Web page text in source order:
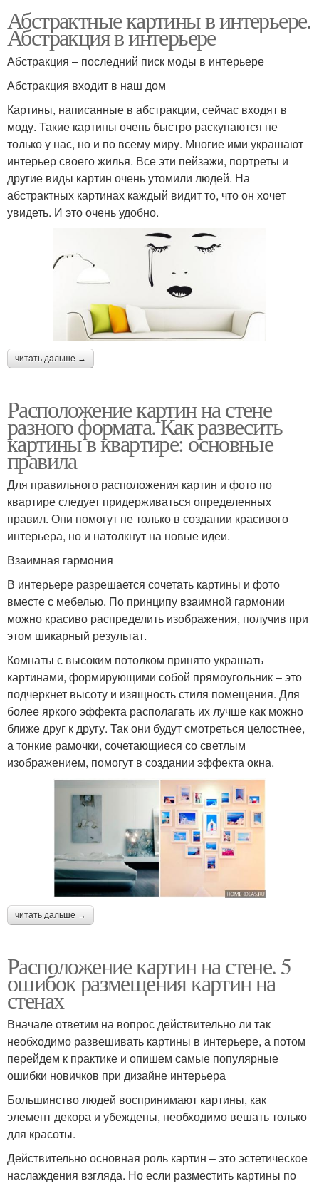
Абстрактные картины в интерьере.
Абстракция в интерьере
Абстракция – последний писк моды в интерьере
Абстракция входит в наш дом
Картины, написанные в абстракции, сейчас входят в
моду. Такие картины очень быстро раскупаются не
только у нас, но и по всему миру. Многие ими украшают
интерьер своего жилья. Все эти пейзажи, портреты и
другие виды картин очень утомили людей. На
абстрактных картинах каждый видит то, что он хочет
увидеть. И это очень удобно.
читать дальше →
Расположение картин на стене
разного формата. Как развесить
картины в квартире: основные
правила
Для правильного расположения картин и фото по
квартире следует придерживаться определенных
правил. Они помогут не только в создании красивого
интерьера, но и натолкнут на новые идеи.
Взаимная гармония
В интерьере разрешается сочетать картины и фото
вместе с мебелью. По принципу взаимной гармонии
можно красиво распределить изображения, получив при
этом шикарный результат.
Комнаты с высоким потолком принято украшать
картинами, формирующими собой прямоугольник – это
подчеркнет высоту и изящность стиля помещения. Для
более яркого эффекта располагать их лучше как можно
ближе друг к другу. Так они будут смотреться целостнее,
а тонкие рамочки, сочетающиеся со светлым
изображением, помогут в создании эффекта окна.
читать дальше →
Расположение картин на стене. 5
ошибок размещения картин на
стенах
Вначале ответим на вопрос действительно ли так
необходимо развешивать картины в интерьере, а потом
перейдем к практике и опишем самые популярные
ошибки новичков при дизайне интерьера
Большинство людей воспринимают картины, как
элемент декора и убеждены, необходимо вешать только
для красоты.
Действительно основная роль картин – это эстетическое
наслаждения взгляда. Но если разместить картины по